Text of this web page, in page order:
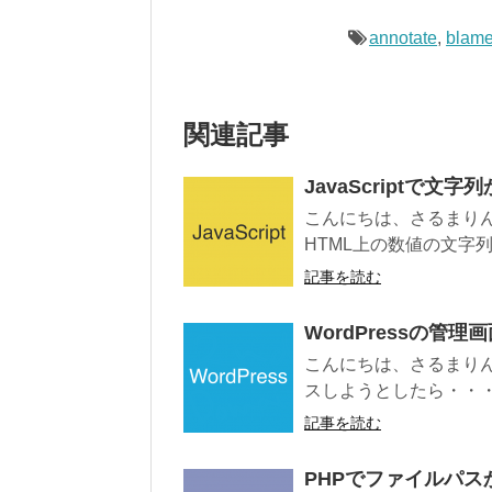
annotate,
関連記事
JavaScriptで文字列
こんにちは、さるまり
HTML上の数値の文字
記事を読む
WordPressの管理
こんにちは、さるまり
スしようとしたら・・
記事を読む
PHPでファイルパス